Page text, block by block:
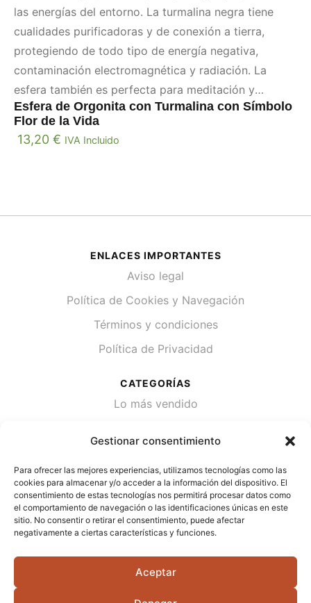
Gestionar consentimiento
Para ofrecer las mejores experiencias, utilizamos tecnologías como las
cookies para almacenar y/o acceder a la información del dispositivo. El
consentimiento de estas tecnologías nos permitirá procesar datos como
el comportamiento de navegación o las identificaciones únicas en este
sitio. No consentir o retirar el consentimiento, puede afectar
negativamente a ciertas características y funciones.
Aceptar
las energías del entorno. La turmalina negra tiene
cualidades purificadoras y de conexión a tierra,
protegiendo de todo tipo de energía negativa,
contaminación electromagnética y radiación. La
esfera también es perfecta para meditación y
sanación energética, promoviendo una sensación de
bienestar y protección.
Esfera de Orgonita con Turmalina con Símbolo
Flor de la Vida
13,20 € IVA Incluido
ENLACES IMPORTANTES
Aviso legal
Política de Cookies y Navegación
Términos y condiciones
Política de Privacidad
CATEGORÍAS
Lo más vendido
Desinfección de agua
CONTACTA
Cami Primera Marrada, SN, 25600, Balaguer
info@jardipamies.com
621 238 242